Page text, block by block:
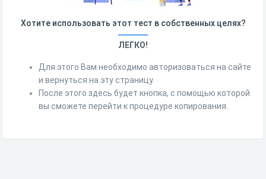
Хотите использовать этот тест в собственных целях?
ЛЕГКО!
Для этого Вам необходимо авторизоваться на сайте
и вернуться на эту страницу.
После этого здесь будет кнопка, с помощью которой
вы сможете перейти к процедуре копирования.